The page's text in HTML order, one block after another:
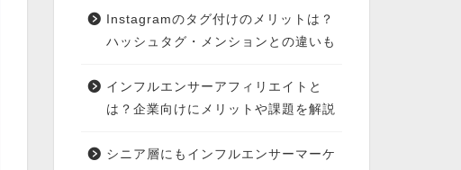
Instagramのタグ付けのメリットは？
ハッシュタグ・メンションとの違いも
インフルエンサーアフィリエイトと
は？企業向けにメリットや課題を解説
シニア層にもインフルエンサーマーケ